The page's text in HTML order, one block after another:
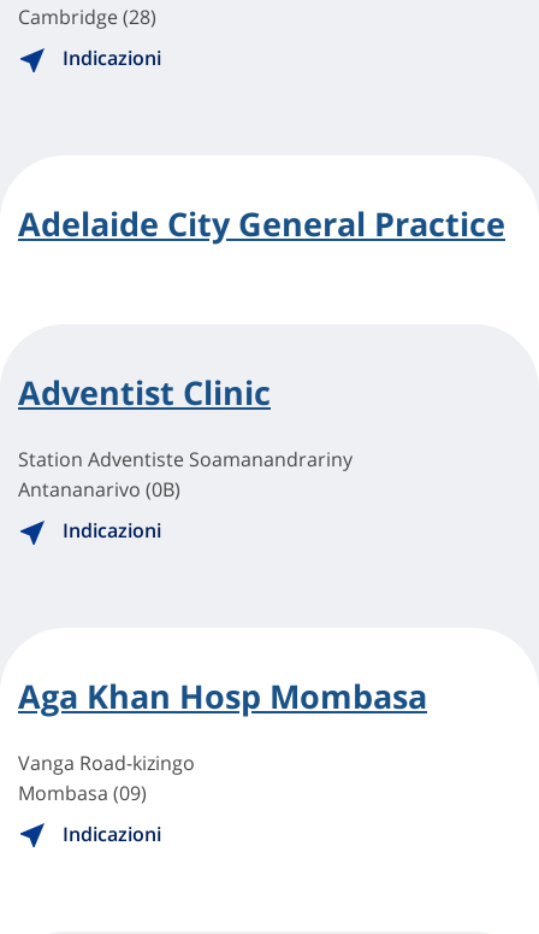
Cambridge (28)
Indicazioni
Adelaide City General Practice
Adventist Clinic
Station Adventiste Soamanandrariny
Antananarivo (0B)
Indicazioni
Aga Khan Hosp Mombasa
Vanga Road-kizingo
Mombasa (09)
Indicazioni